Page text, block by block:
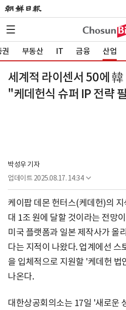
부동산 IT 금융 산업
세계적 라이센서 50에
"케데헌식 슈퍼 IP 전략
박성우 기자
업데이트 2025.08.17. 14:34
케이팝 데몬 헌터스(케데헌)의
대 1조 원에 달할 것이라는 전망
미국 플랫폼과 일본 제작사가 올
다는 지적이 나왔다. 업계에선 스
을 입체적으로 지원할 '케데헌 법
나온다.
대한상공회의소는 17일 '새로운